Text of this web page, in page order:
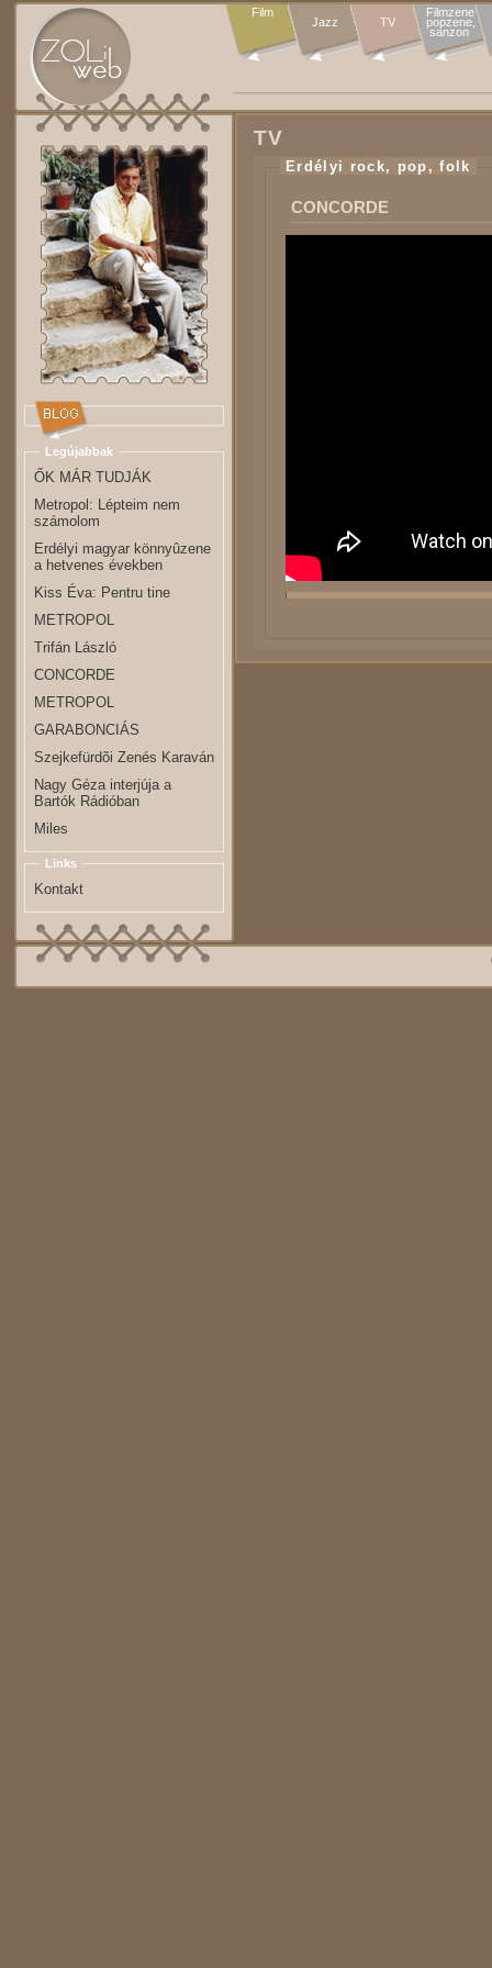
Film
Jazz TV
Filmzene
popzene,
sanzon
TV
Erdélyi rock, pop, folk
CONCORDE
Legújabbak
ŐK MÁR TUDJÁK
Metropol: Lépteim nem
számolom
Erdélyi magyar könnyûzene
a hetvenes években
Kiss Éva: Pentru tine
METROPOL
Trifán László
CONCORDE
METROPOL
GARABONCIÁS
Szejkefürdõi Zenés Karaván
Nagy Géza interjúja a
Bartók Rádióban
Miles
Links
Kontakt